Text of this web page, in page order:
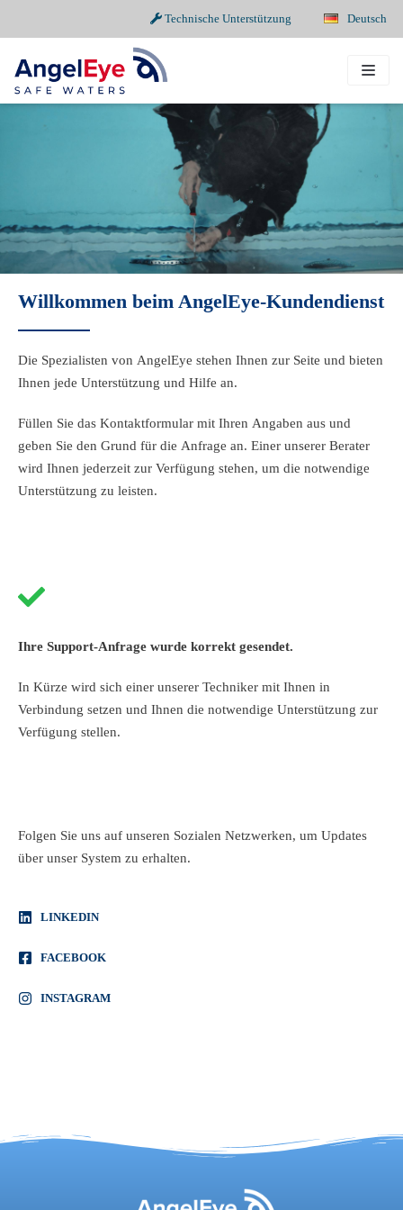
Technische Unterstützung Deutsch
Inhalt
springen
Willkommen beim AngelEye-Kundendienst
Die Spezialisten von AngelEye stehen Ihnen zur Seite und bieten
Ihnen jede Unterstützung und Hilfe an.
Füllen Sie das Kontaktformular mit Ihren Angaben aus und
geben Sie den Grund für die Anfrage an. Einer unserer Berater
wird Ihnen jederzeit zur Verfügung stehen, um die notwendige
Unterstützung zu leisten.
Ihre Support-Anfrage wurde korrekt gesendet.
In Kürze wird sich einer unserer Techniker mit Ihnen in
Verbindung setzen und Ihnen die notwendige Unterstützung zur
Verfügung stellen.
Folgen Sie uns auf unseren Sozialen Netzwerken, um Updates
über unser System zu erhalten.
LINKEDIN
FACEBOOK
INSTAGRAM